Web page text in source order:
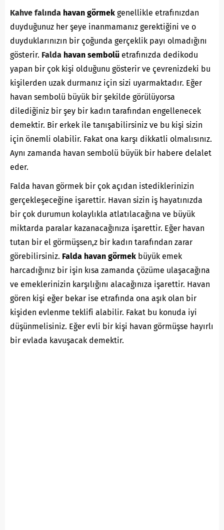
Kahve falında havan görmek genellikle etrafınızdan
duyduğunuz her şeye inanmamanız gerektiğini ve o
duyduklarınızın bir çoğunda gerçeklik payı olmadığını
gösterir. Falda havan sembolü etrafınızda dedikodu
yapan bir çok kişi olduğunu gösterir ve çevrenizdeki bu
kişilerden uzak durmanız için sizi uyarmaktadır. Eğer
havan sembolü büyük bir şekilde görülüyorsa
dilediğiniz bir şey bir kadın tarafından engellenecek
demektir. Bir erkek ile tanışabilirsiniz ve bu kişi sizin
için önemli olabilir. Fakat ona karşı dikkatli olmalısınız.
Aynı zamanda havan sembolü büyük bir habere delalet
eder.
Falda havan görmek bir çok açıdan istediklerinizin
gerçekleşeceğine işarettir. Havan sizin iş hayatınızda
bir çok durumun kolaylıkla atlatılacağına ve büyük
miktarda paralar kazanacağınıza işarettir. Eğer havan
tutan bir el görmüşsen,z bir kadın tarafından zarar
görebilirsiniz. Falda havan görmek büyük emek
harcadığınız bir işin kısa zamanda çözüme ulaşacağına
ve emeklerinizin karşılığını alacağınıza işarettir. Havan
gören kişi eğer bekar ise etrafında ona aşık olan bir
kişiden evlenme teklifi alabilir. Fakat bu konuda iyi
düşünmelisiniz. Eğer evli bir kişi havan görmüşse hayırlı
bir evlada kavuşacak demektir.